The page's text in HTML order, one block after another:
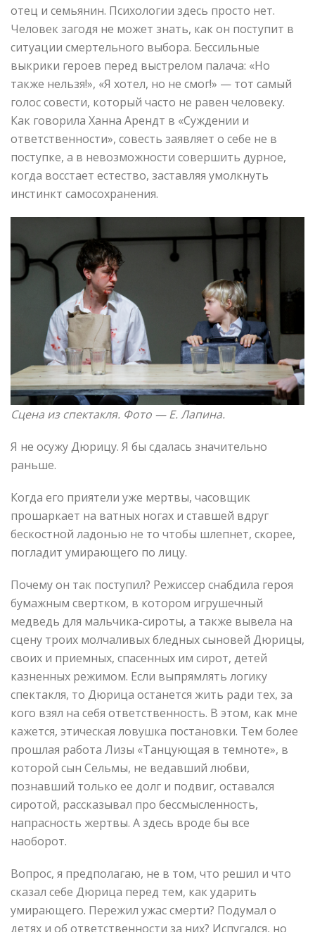
отец и семьянин. Психологии здесь просто нет.
Человек загодя не может знать, как он поступит в
ситуации смертельного выбора. Бессильные
выкрики героев перед выстрелом палача: «Но
также нельзя!», «Я хотел, но не смог!» — тот самый
голос совести, который часто не равен человеку.
Как говорила Ханна Арендт в «Суждении и
ответственности», совесть заявляет о себе не в
поступке, а в невозможности совершить дурное,
когда восстает естество, заставляя умолкнуть
инстинкт самосохранения.
Сцена из спектакля. Фото —Е. Лапина.
Я не осужу Дюрицу. Я бы сдалась значительно
раньше.
Когда его приятели уже мертвы, часовщик
прошаркает на ватных ногах и ставшей вдруг
бескостной ладонью не то чтобы шлепнет, скорее,
погладит умирающего по лицу.
Почему он так поступил? Режиссер снабдила героя
бумажным свертком, в котором игрушечный
медведь для мальчика-сироты, а также вывела на
сцену троих молчаливых бледных сыновей Дюрицы,
своих и приемных, спасенных им сирот, детей
казненных режимом. Если выпрямлять логику
спектакля, то Дюрица останется жить ради тех, за
кого взял на себя ответственность. В этом, как мне
кажется, этическая ловушка постановки. Тем более
прошлая работа Лизы «Танцующая в темноте», в
которой сын Сельмы, не ведавший любви,
познавший только ее долг и подвиг, оставался
сиротой, рассказывал про бессмысленность,
напрасность жертвы. А здесь вроде бы все
наоборот.
Вопрос, я предполагаю, не в том, что решил и что
сказал себе Дюрица перед тем, как ударить
умирающего. Пережил ужас смерти? Подумал о
детях и об ответственности за них? Испугался, но